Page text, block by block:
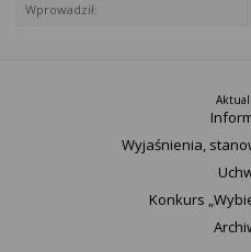
Wprowadził:
Wyjaśnienia,
Konkurs